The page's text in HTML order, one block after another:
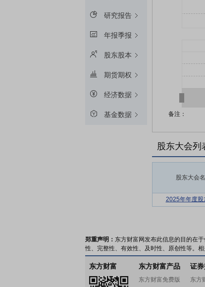
研究报告
年报季报
股东股本
期货期权
经济数据
基金数据 备注：
股东大会列
股东大会
2025年年度股
郑重声明： 东方财富网发布此信息的目的在
性、完整性、有效性、及时性、原创性等。
东方财富 东方财富产品
东方财富免费版
证
东方